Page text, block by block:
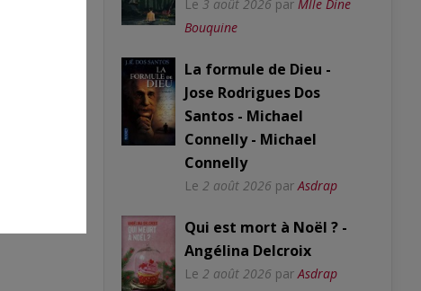
Le 3 août 2026 par Mlle Dine
Bouquine
La formule de Dieu -
Jose Rodrigues Dos
Santos - Michael
Connelly - Michael
Connelly
Le 2 août 2026 par Asdrap
Qui est mort à Noël ? -
Angélina Delcroix
Le 2 août 2026 par Asdrap